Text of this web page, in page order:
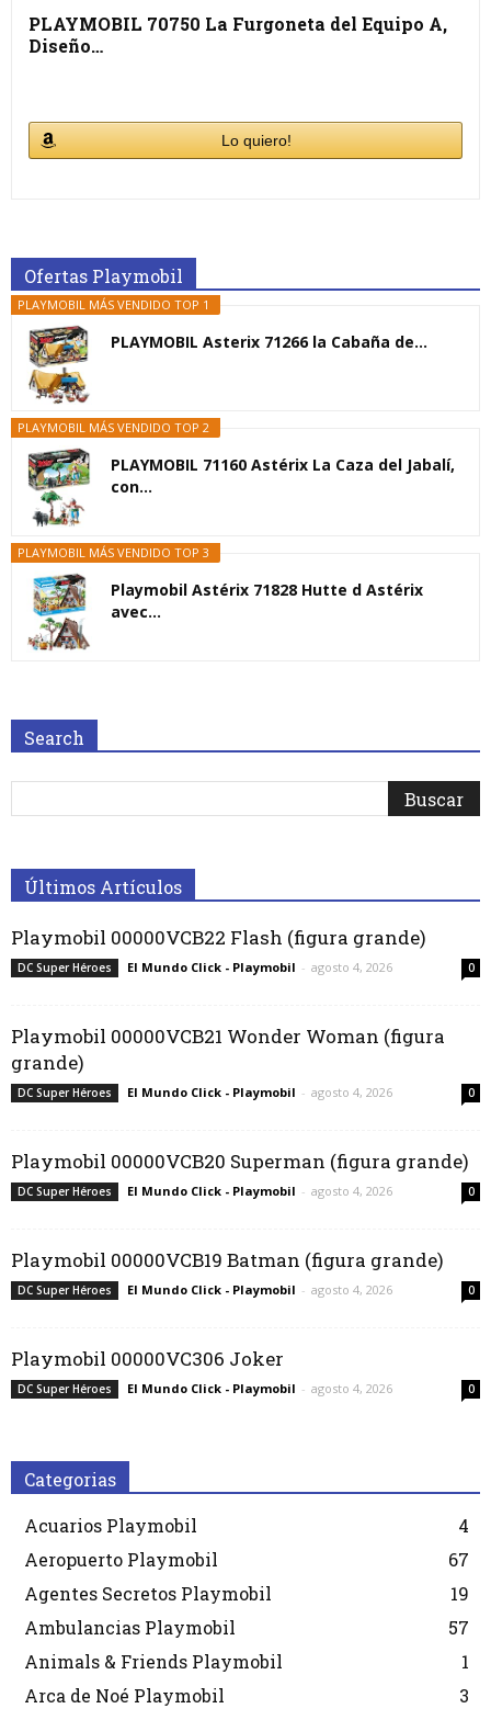
PLAYMOBIL 70750 La Furgoneta del Equipo A,
Diseño…
Lo quiero!
Ofertas Playmobil
PLAYMOBIL MÁS VENDIDO TOP 1
PLAYMOBIL Asterix 71266 la Cabaña de...
PLAYMOBIL MÁS VENDIDO TOP 2
PLAYMOBIL 71160 Astérix La Caza del Jabalí,
con...
PLAYMOBIL MÁS VENDIDO TOP 3
Playmobil Astérix 71828 Hutte d Astérix
avec...
Search
Últimos Artículos
Playmobil 00000VCB22 Flash (figura grande)
DC Super Héroes El Mundo Click - Playmobil - agosto 4, 2026 0
Playmobil 00000VCB21 Wonder Woman (figura
grande)
DC Super Héroes El Mundo Click - Playmobil - agosto 4, 2026 0
Playmobil 00000VCB20 Superman (figura grande)
DC Super Héroes El Mundo Click - Playmobil - agosto 4, 2026 0
Playmobil 00000VCB19 Batman (figura grande)
DC Super Héroes El Mundo Click - Playmobil - agosto 4, 2026 0
Playmobil 00000VC306 Joker
DC Super Héroes El Mundo Click - Playmobil - agosto 4, 2026 0
Categorias
Acuarios Playmobil
4
Aeropuerto Playmobil
67
Agentes Secretos Playmobil
19
Ambulancias Playmobil
57
Animals & Friends Playmobil
1
Arca de Noé Playmobil
3